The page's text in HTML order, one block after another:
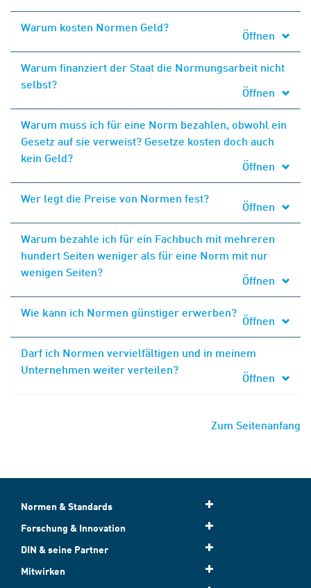
Warum kosten Normen Geld?
Öffnen
Warum finanziert der Staat die Normungsarbeit nicht
selbst?
Öffnen
Warum muss ich für eine Norm bezahlen, obwohl ein
Gesetz auf sie verweist? Gesetze kosten doch auch
kein Geld?
Öffnen
Wer legt die Preise von Normen fest?
Öffnen
Warum bezahle ich für ein Fachbuch mit mehreren
hundert Seiten weniger als für eine Norm mit nur
wenigen Seiten?
Öffnen
Wie kann ich Normen günstiger erwerben?
Öffnen
Darf ich Normen vervielfältigen und in meinem
Unternehmen weiter verteilen?
Öffnen
Zum Seitenanfang
Normen & Standards
Forschung & Innovation
DIN & seine Partner
Mitwirken